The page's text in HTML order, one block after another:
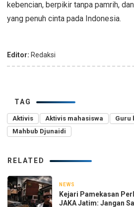
kebencian, berpikir tanpa pamrih,
yang penuh cinta pada Indonesia.
Editor: Redaksi
TAG
Aktivis Aktivis mahasiswa Guru
Mahbub Djunaidi
RELATED
NEWS
Kejari Pamekasan
JAKA Jatim: Jangan